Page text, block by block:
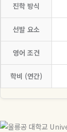
진학 방식
선발 요소
영어 조건
학비 (연간)